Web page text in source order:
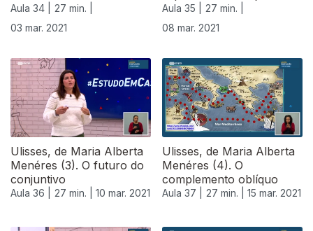
Aula 34 |
27 min. |
03 mar. 2021
Aula 35 |
27 min. |
08 mar. 2021
Ulisses, de Maria Alberta
Menéres (3). O futuro do
conjuntivo
Aula 36 | 27 min. | 10 mar. 2021
Ulisses, de Maria Alberta
Menéres (4). O
complemento oblíquo
Aula 37 | 27 min. | 15 mar. 2021